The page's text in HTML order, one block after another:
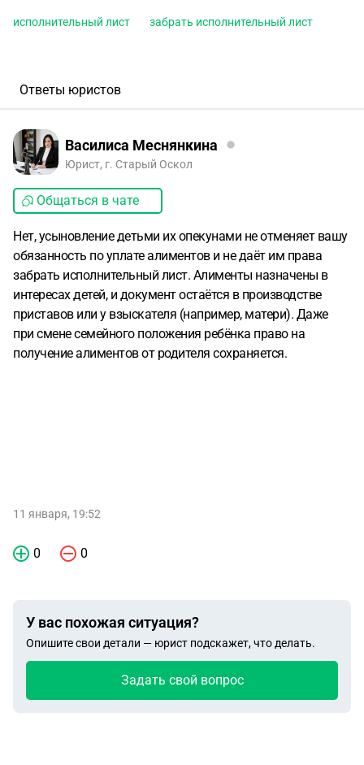
исполнительный лист забрать исполнительный лист
Ответы юристов
Василиса Меснянкина
Юрист, г. Старый Оскол
Общаться в чате
Нет, усыновление детьми их опекунами не отменяет вашу
обязанность по уплате алиментов и не даёт им права
забрать исполнительный лист. Алименты назначены в
интересах детей, и документ остаётся в производстве
приставов или у взыскателя (например, матери). Даже
при смене семейного положения ребёнка право на
получение алиментов от родителя сохраняется.
11 января, 19:52
0 0
У вас похожая ситуация?
Опишите свои детали — юрист подскажет, что делать.
Задать свой вопрос